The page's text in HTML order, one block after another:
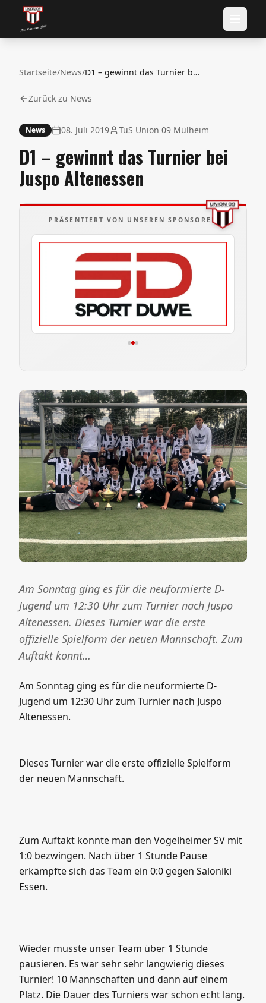
Startseite/News/ D1 – gewinnt das Turnier bei Juspo Altenessen
Zurück zu News
News 08. Juli 2019 TuS Union 09 Mülheim
D1 – gewinnt das Turnier bei
Juspo Altenessen
PRÄSENTIERT VON UNSEREN SPONSOREN
Am Sonntag ging es für die neuformierte D-
Jugend um 12:30 Uhr zum Turnier nach Juspo
Altenessen. Dieses Turnier war die erste
offizielle Spielform der neuen Mannschaft. Zum
Auftakt konnt…
Am Sonntag ging es für die neuformierte D-
Jugend um 12:30 Uhr zum Turnier nach Juspo
Altenessen.
Dieses Turnier war die erste offizielle Spielform
der neuen Mannschaft.
Zum Auftakt konnte man den Vogelheimer SV mit
1:0 bezwingen. Nach über 1 Stunde Pause
erkämpfte sich das Team ein 0:0 gegen Saloniki
Essen.
Wieder musste unser Team über 1 Stunde
pausieren. Es war sehr sehr langwierig dieses
Turnier! 10 Mannschaften und dann auf einem
Platz. Die Dauer des Turniers war schon echt lang.